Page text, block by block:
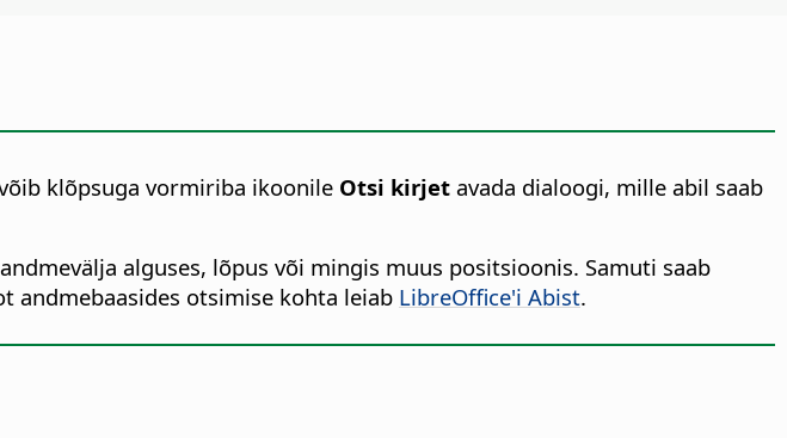
klõpsuga vormiriba ikoonile Otsi kirjet avada dialoogi, mille abil saab
alguses, lõpus või mingis muus positsioonis. Samuti saab
andmebaasides otsimise kohta leiab LibreOffice'i Abist.